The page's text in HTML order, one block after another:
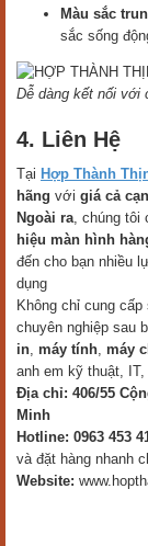
Màu sắc
sắc sống
Dễ dàng kết nối với
4. Liên Hệ
Tại Hợp Thành
hãng với giá cả
Ngoài ra, chúng tôi
hiệu màn hình
đến cho bạn nhiều
dụng
Không chỉ cung
chuyên nghiệp sau
in, máy tính, máy
anh em kỹ thuật,
Địa chỉ: 406/55
Minh
Hotline: 0963 453
và đặt hàng nhanh
Website: